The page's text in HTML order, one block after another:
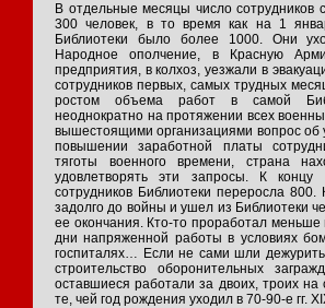
В отдельные месяцы число сотрудников
300 человек, в то время как на 1
Библиотеки было более 1000. Они
Народное ополчение, в Красную
предприятия, в колхоз, уезжали в
сотрудников первых, самых трудных
ростом объема работ в самой
неоднократно на протяжении всех
вышестоящими организациями вопрос об
повышении заработной платы
тяготы военного времени, страна
удовлетворять эти запросы. К концу
сотрудников Библиотеки переросла
задолго до войны и ушел из Библиотеки
ее окончания. Кто-то проработал
дни напряженной работы в условиях
госпиталях… Если не сами шли
строительство оборонительных
оставшиеся работали за двоих, троих
те, чей год рождения уходил в 70-90-е гг.